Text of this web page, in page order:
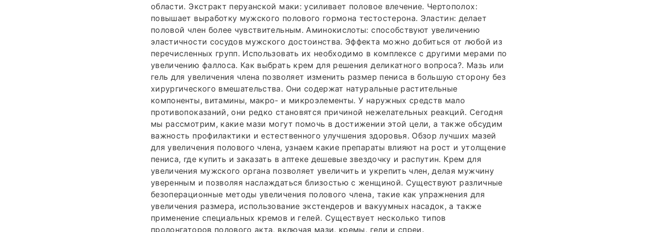
области. Экстракт перуанской маки: усиливает половое влечение. Чертополох:
повышает выработку мужского полового гормона тестостерона. Эластин: делает
половой член более чувствительным. Аминокислоты: способствуют увеличению
эластичности сосудов мужского достоинства. Эффекта можно добиться от любой из
перечисленных групп. Использовать их необходимо в комплексе с другими мерами по
увеличению фаллоса. Как выбрать крем для решения деликатного вопроса?. Мазь или
гель для увеличения члена позволяет изменить размер пениса в большую сторону без
хирургического вмешательства. Они содержат натуральные растительные
компоненты, витамины, макро- и микроэлементы. У наружных средств мало
противопоказаний, они редко становятся причиной нежелательных реакций. Сегодня
мы рассмотрим, какие мази могут помочь в достижении этой цели, а также обсудим
важность профилактики и естественного улучшения здоровья. Обзор лучших мазей
для увеличения полового члена, узнаем какие препараты влияют на рост и утолщение
пениса, где купить и заказать в аптеке дешевые звездочку и распутин. Крем для
увеличения мужского органа позволяет увеличить и укрепить член, делая мужчину
уверенным и позволяя наслаждаться близостью с женщиной. Существуют различные
безоперационные методы увеличения полового члена, такие как упражнения для
увеличения размера, использование экстендеров и вакуумных насадок, а также
применение специальных кремов и гелей. Существует несколько типов
пролонгаторов полового акта, включая мази, кремы, гели и спреи.